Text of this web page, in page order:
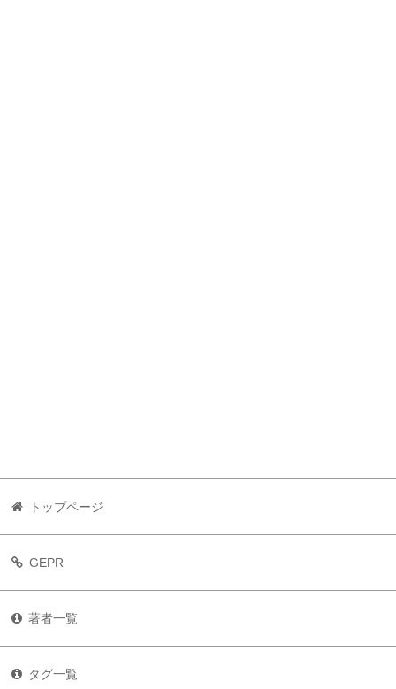
トップページ
GEPR
著者一覧
タグ一覧